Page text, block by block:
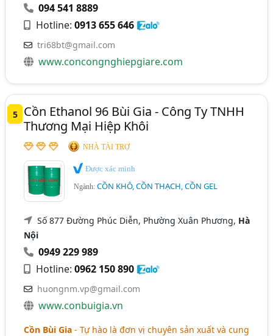
094 541 8889
Hotline:0913 655 646
tri68bt@gmail.com
www.concongnghiepgiare.com
5
Cồn Ethanol 96 Bùi Gia - Công Ty TNHH
Thương Mại Hiệp Khôi
NHÀ TÀI TRỢ
Được xác minh
Ngành:CỒN KHÔ, CỒN THẠCH, CỒN GEL
Số 877 Đường Phúc Diễn, Phường Xuân Phương, Hà
Nội
0949 229 989
Hotline:0962 150 890
huongnm.vp@gmail.com
www.conbuigia.vn
Cồn Bùi Gia - Tự hào là đơn vị chuyên sản xuất và cung